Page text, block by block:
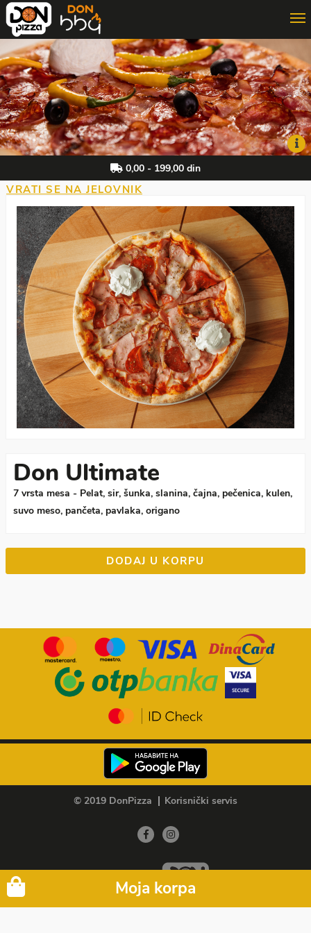
ONLINE PORUČIVANJE
3D PORUČIVANJE
DON MAJSTOR
0,00 - 199,00 din
VRATI SE NA JELOVNIK
Don Ultimate
7 vrsta mesa - Pelat, sir, šunka, slanina, čajna, pečenica, kulen,
suvo meso, pančeta, pavlaka, origano
DODAJ U KORPU
Moja korpa
© 2019 DonPizza Korisnički servis
Member of